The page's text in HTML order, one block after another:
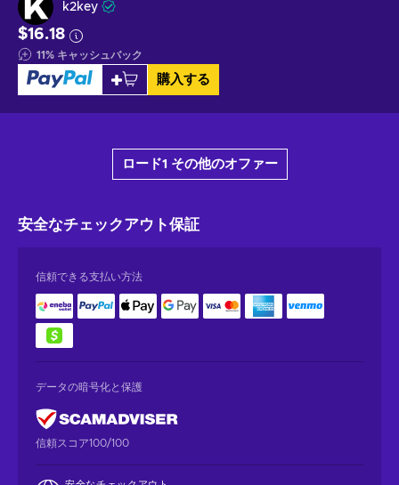
k2key
$16.18
11% キャッシュバック
購入する
ロード1 その他のオファー
安全なチェックアウト保証
信頼できる支払い方法
データの暗号化と保護
信頼スコア100/100